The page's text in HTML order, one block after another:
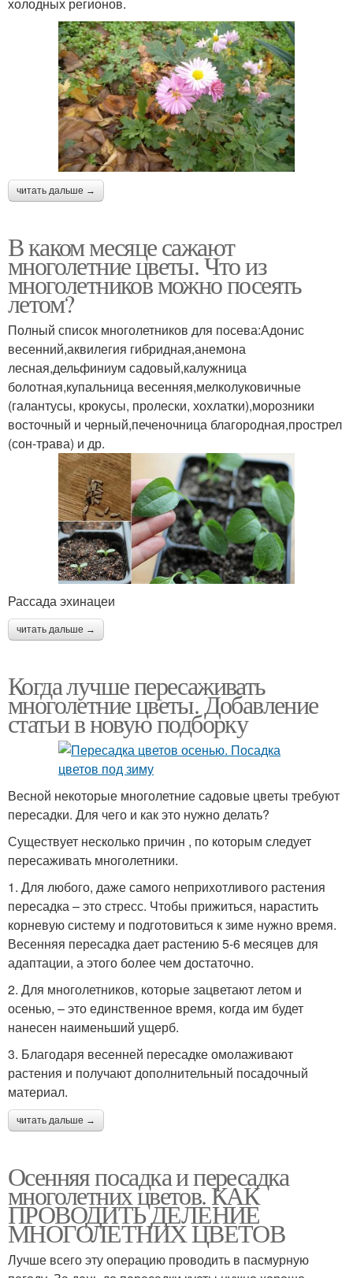
читать дальше →
В каком месяце сажают
многолетние цветы. Что из
многолетников можно посеять
летом?
Полный список многолетников для посева:Адонис
весенний,аквилегия гибридная,анемона
лесная,дельфиниум садовый,калужница
болотная,купальница весенняя,мелколуковичные
(галантусы, крокусы, пролески, хохлатки),морозники
восточный и черный,печеночница благородная,прострел
(сон-трава) и др.
Рассада эхинацеи
читать дальше →
Когда лучше пересаживать
многолетние цветы. Добавление
статьи в новую подборку
Весной некоторые многолетние садовые цветы требуют
пересадки. Для чего и как это нужно делать?
Существует несколько причин , по которым следует
пересаживать многолетники.
1. Для любого, даже самого неприхотливого растения
пересадка – это стресс. Чтобы прижиться, нарастить
корневую систему и подготовиться к зиме нужно время.
Весенняя пересадка дает растению 5-6 месяцев для
адаптации, а этого более чем достаточно.
2. Для многолетников, которые зацветают летом и
осенью, – это единственное время, когда им будет
нанесен наименьший ущерб.
3. Благодаря весенней пересадке омолаживают
растения и получают дополнительный посадочный
материал.
читать дальше →
Осенняя посадка и пересадка
многолетних цветов. КАК
ПРОВОДИТЬ ДЕЛЕНИЕ
МНОГОЛЕТНИХ ЦВЕТОВ
Лучше всего эту операцию проводить в пасмурную